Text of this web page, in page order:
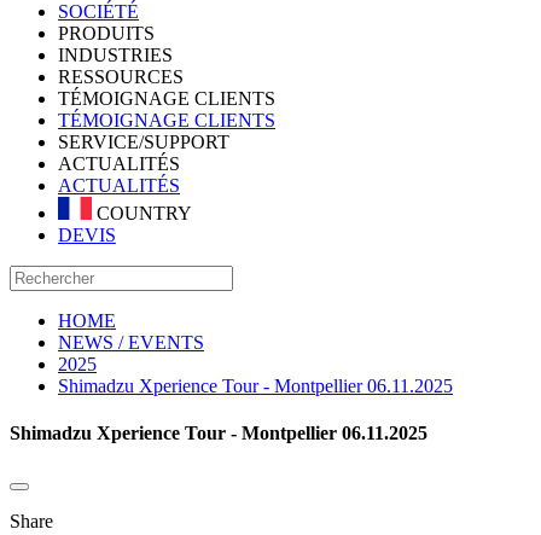
SOCIÉTÉ
PRODUITS
INDUSTRIES
RESSOURCES
TÉMOIGNAGE CLIENTS
TÉMOIGNAGE CLIENTS
SERVICE/SUPPORT
ACTUALITÉS
ACTUALITÉS
COUNTRY
DEVIS
HOME
NEWS / EVENTS
2025
Shimadzu Xperience Tour - Montpellier 06.11.2025
Shimadzu Xperience Tour - Montpellier 06.11.2025
Share